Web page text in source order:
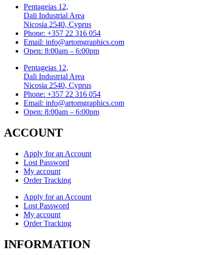
Pentageias 12,
Dali Industrial Area
Nicosia 2540, Cyprus
Phone: +357 22 316 054
Email: info@artomgraphics.com
Open: 8:00am – 6:00pm
Pentageias 12,
Dali Industrial Area
Nicosia 2540, Cyprus
Phone: +357 22 316 054
Email: info@artomgraphics.com
Open: 8:00am – 6:00pm
ACCOUNT
Apply for an Account
Lost Password
My account
Order Tracking
Apply for an Account
Lost Password
My account
Order Tracking
INFORMATION